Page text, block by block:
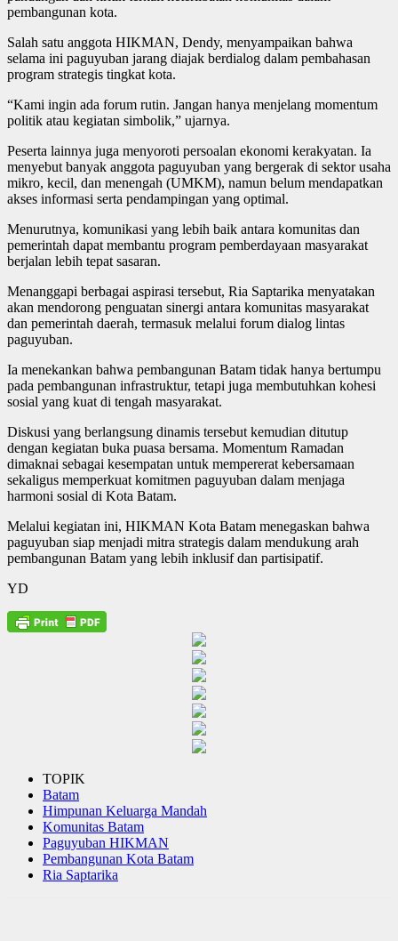
pembangunan kota.
Salah satu anggota HIKMAN, Dendy, menyampaikan bahwa
selama ini paguyuban jarang diajak berdialog dalam pembahasan
program strategis tingkat kota.
“Kami ingin ada forum rutin. Jangan hanya menjelang momentum
politik atau kegiatan simbolik,” ujarnya.
Peserta lainnya juga menyoroti persoalan ekonomi kerakyatan. Ia
menyebut banyak anggota paguyuban yang bergerak di sektor usaha
mikro, kecil, dan menengah (UMKM), namun belum mendapatkan
akses informasi serta pendampingan yang optimal.
Menurutnya, komunikasi yang lebih baik antara komunitas dan
pemerintah dapat membantu program pemberdayaan masyarakat
berjalan lebih tepat sasaran.
Menanggapi berbagai aspirasi tersebut, Ria Saptarika menyatakan
akan mendorong penguatan sinergi antara komunitas masyarakat
dan pemerintah daerah, termasuk melalui forum dialog lintas
paguyuban.
Ia menekankan bahwa pembangunan Batam tidak hanya bertumpu
pada pembangunan infrastruktur, tetapi juga membutuhkan kohesi
sosial yang kuat di tengah masyarakat.
Diskusi yang berlangsung dinamis tersebut kemudian ditutup
dengan kegiatan buka puasa bersama. Momentum Ramadan
dimaknai sebagai kesempatan untuk mempererat kebersamaan
sekaligus memperkuat komitmen paguyuban dalam menjaga
harmoni sosial di Kota Batam.
Melalui kegiatan ini, HIKMAN Kota Batam menegaskan bahwa
paguyuban siap menjadi mitra strategis dalam mendukung arah
pembangunan Batam yang lebih inklusif dan partisipatif.
YD
TOPIK
Batam
Himpunan Keluarga Mandah
Komunitas Batam
Paguyuban HIKMAN
Pembangunan Kota Batam
Ria Saptarika